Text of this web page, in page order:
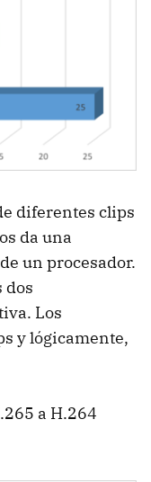
diferentes clips
da una
un procesador.
dos
Los
y lógicamente,
a H.264